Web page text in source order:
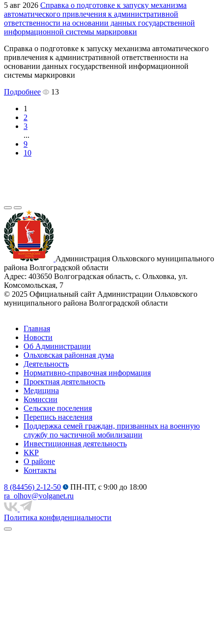
5 авг 2026 Справка о подготовке к запуску механизма
автоматического привлечения к административной
ответственности на основании данных государственной
информационной системы маркировки
Справка о подготовке к запуску механизма автоматического
привлечения к административной ответственности на
основании данных государственной информационной
системы маркировки
Подробнее
13
1
2
3
...
9
10
Администрация Ольховского муниципального
района Волгоградской области
Адрес: 403650 Волгоградская область, с. Ольховка, ул.
Комсомольская, 7
© 2025 Официальный сайт Администрации Ольховского
муниципального района Волгоградской области
Главная
Новости
Об Администрации
Ольховская районная дума
Деятельность
Нормативно-справочная информация
Проектная деятельность
Медицина
Комиссии
Сельские поселения
Перепись населения
Поддержка семей граждан, призванных на военную
службу по частичной мобилизации
Инвестиционная деятельность
ККР
О районе
Контакты
8 (84456) 2-12-50
ПН-ПТ, с 9:00 до 18:00
ra_olhov@volganet.ru
Политика конфиденциальности